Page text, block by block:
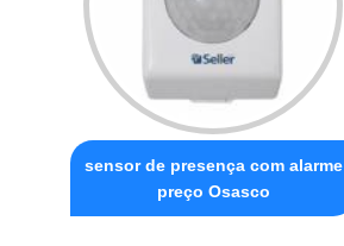
sensor de presença com alarme
preço Osasco